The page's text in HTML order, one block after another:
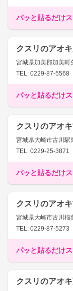
パッと貼るだけ
クスリのアオ
宮城県加美郡加美町
TEL: 0229-87-5568
パッと貼るだけ
クスリのアオ
宮城県大崎市古川駅
TEL: 0229-25-3871
パッと貼るだけ
クスリのアオ
宮城県大崎市古川稲
TEL: 0229-87-5273
パッと貼るだけ
クスリのアオ